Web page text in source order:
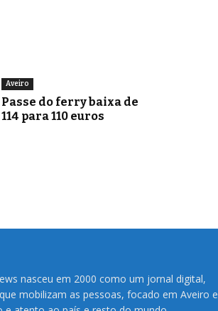
Aveiro
Passe do ferry baixa de
114 para 110 euros
nasceu em 2000 como um jornal digital,
mobilizam as pessoas, focado em Aveiro e